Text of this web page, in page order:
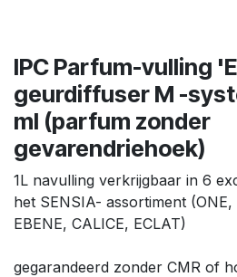
IPC Parfum-vulling
geurdiffuser M -
ml (parfum zonder
gevarendriehoek)
1L navulling verkrijgbaar in 6
het SENSIA- assortiment (ONE,
EBENE, CALICE, ECLAT)
gegarandeerd zonder CMR of